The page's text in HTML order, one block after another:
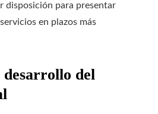
disposición para presentar
en plazos más
del